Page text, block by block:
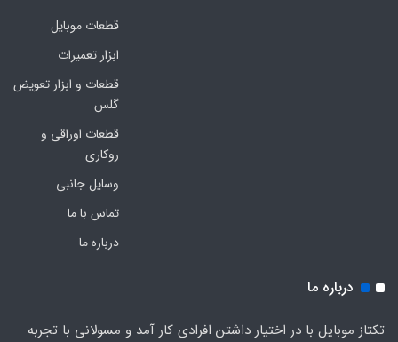
قطعات موبایل
ابزار تعمیرات
قطعات و ابزار تعویض
گلس
قطعات اوراقی و
روکاری
وسایل جانبی
تماس با ما
درباره ما
درباره ما
تکتاز موبایل با در اختیار داشتن افرادی کار آمد و مسولانی با تجربه